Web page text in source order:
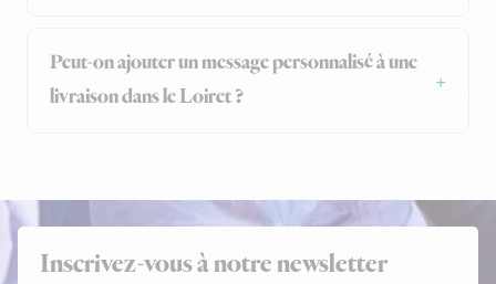
Peut-on ajouter un message personnalisé à une
livraison dans le Loiret ?
Inscrivez-vous à notre newsletter